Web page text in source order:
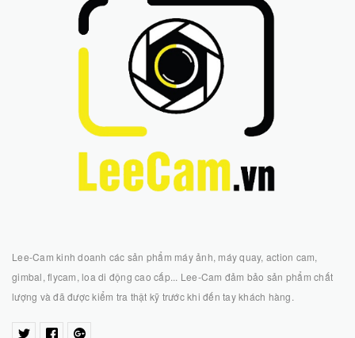
gimbal, flycam, loa di động cao cấp... Lee-Cam đảm bảo sản phẩm chất
lượng và đã được kiểm tra thật kỹ trước khi đến tay khách hàng.